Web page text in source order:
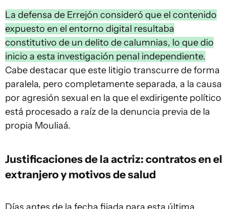
La defensa de Errejón consideró que el contenido
expuesto en el entorno digital resultaba
constitutivo de un delito de calumnias, lo que dio
inicio a esta investigación penal independiente.
Cabe destacar que este litigio transcurre de forma
paralela, pero completamente separada, a la causa
por agresión sexual en la que el exdirigente político
está procesado a raíz de la denuncia previa de la
propia Mouliaá.
Justificaciones de la actriz: contratos en el
extranjero y motivos de salud